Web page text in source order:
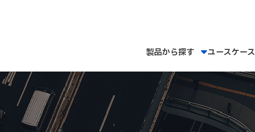
製品から探す ユースケース